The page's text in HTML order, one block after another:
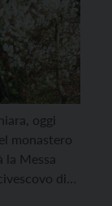
oggi
monastero
la Messa
di